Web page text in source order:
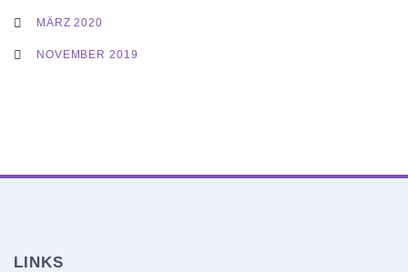
MÄRZ 2020
NOVEMBER 2019
LINKS